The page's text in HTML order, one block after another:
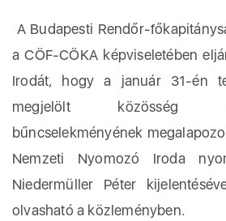
A Budapesti Rendőr-
a CÖF-CÖKA képviseletében
Irodát, hogy a január 31-én
megjelölt közösség
bűncselekményének
Nemzeti Nyomozó Iroda
Niedermüller Péter
olvasható a közleményben.